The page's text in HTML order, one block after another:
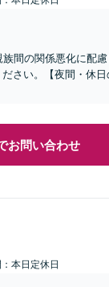
間の関係悪化に配
さい。【夜間・休日
お問い合わせ
本日定休日